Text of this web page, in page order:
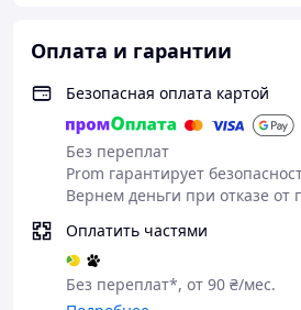
Не скользит, не крутится в
🎒 Компактный складной
В сложенном виде удобно
или автомобиль.
Оплата и гарантии
Безопасная оплата картой
Без переплат
Prom гарантирует
Вернем деньги при отказе от
Оплатить частями
Без переплат*, от 90 ₴/мес.